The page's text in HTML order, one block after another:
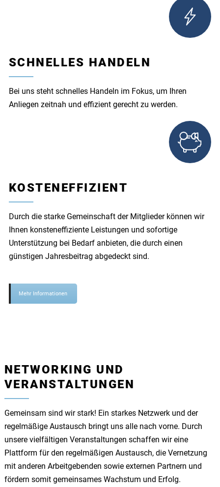
SCHNELLES HANDELN
Bei uns steht schnelles Handeln im Fokus, um Ihren
Anliegen zeitnah und effizient gerecht zu werden.
KOSTENEFFIZIENT
Durch die starke Gemeinschaft der Mitglieder können wir
Ihnen konsteneffiziente Leistungen und sofortige
Unterstützung bei Bedarf anbieten, die durch einen
günstigen Jahresbeitrag abgedeckt sind.
Mehr Informationen
NETWORKING UND
VERANSTALTUNGEN
Gemeinsam sind wir stark! Ein starkes Netzwerk und der
regelmäßige Austausch bringt uns alle nach vorne. Durch
unsere vielfältigen Veranstaltungen schaffen wir eine
Plattform für den regelmäßigen Austausch, die Vernetzung
mit anderen Arbeitgebenden sowie externen Partnern und
fördern somit gemeinsames Wachstum und Erfolg.